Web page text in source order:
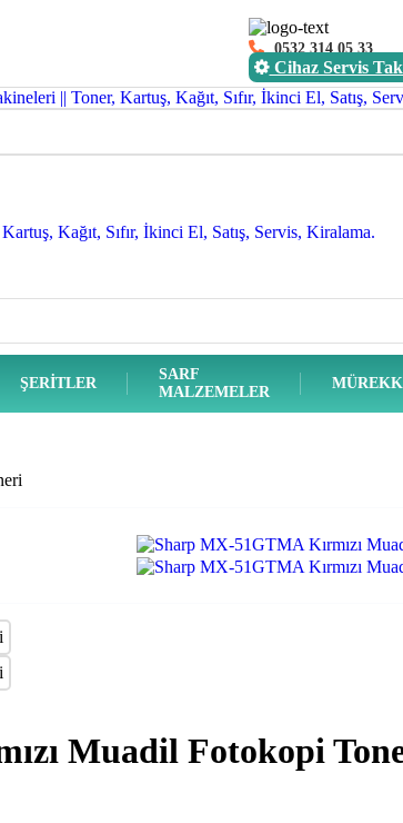
0532 314 05 33
Cihaz Servis
ŞERITLER
SARF
MALZEMELER
Muadil Fotokopi